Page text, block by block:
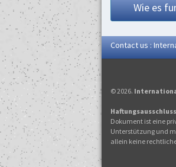
Wie es
Contact us :
© 2026.
Dokument ist eine
Unterstützung und
allein keine